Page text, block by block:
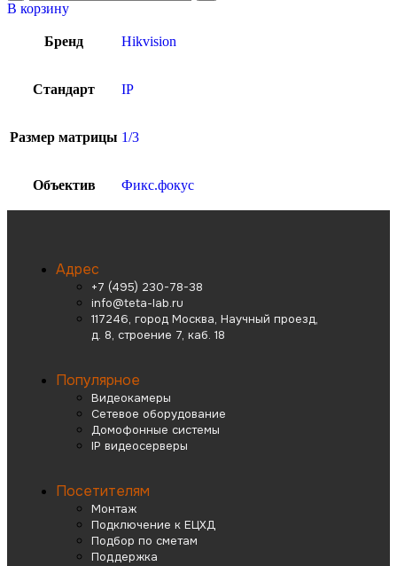
В корзину
Бренд Hikvision
Стандарт IP
Размер матрицы 1/3
Объектив Фикс.фокус
Адрес
+7 (495) 230-78-38
info@teta-lab.ru
117246, город Москва, Научный проезд,
д. 8, строение 7, каб. 18
Популярное
Видеокамеры
Сетевое оборудование
Домофонные системы
IP видеосерверы
Посетителям
Монтаж
Подключение к ЕЦХД
Подбор по сметам
Поддержка